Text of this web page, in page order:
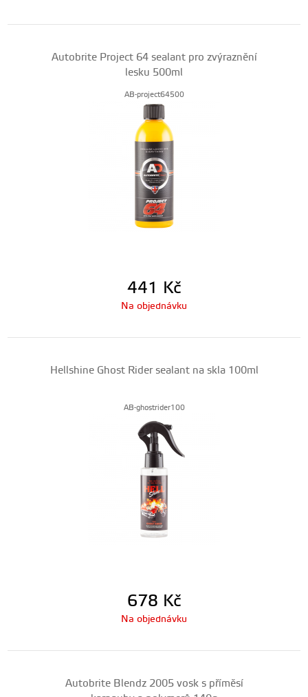
Autobrite Project 64 sealant pro zvýraznění
lesku 500ml
AB-project64500
441 Kč
Na objednávku
Hellshine Ghost Rider sealant na skla 100ml
AB-ghostrider100
678 Kč
Na objednávku
Autobrite Blendz 2005 vosk s příměsí